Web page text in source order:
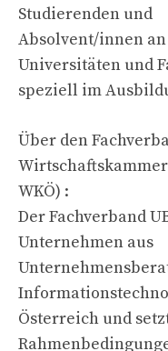
Studierenden und
Absolvent/innen
Universitäten und
speziell im
Über den
WKÖ) :
Der Fachverband
Unternehmen aus
Österreich und